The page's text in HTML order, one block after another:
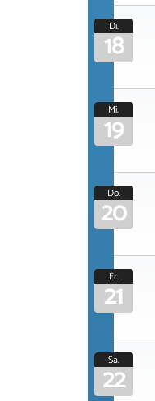
Di.
18
Mi.
19
Do.
20
Fr.
21
Sa.
22